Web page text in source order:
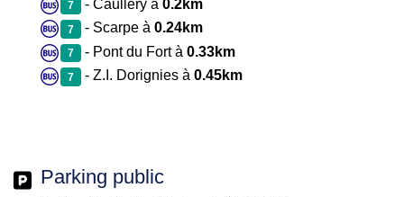
7 - Caullery à 0.2km
7 - Scarpe à 0.24km
7 - Pont du Fort à 0.33km
7 - Z.I. Dorignies à 0.45km
Parking public